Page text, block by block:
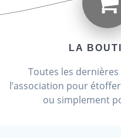
LA
Toutes les
l’association pour
ou simplement